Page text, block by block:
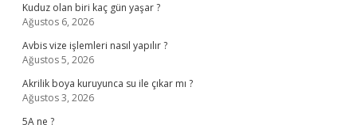
Kuduz olan biri kaç gün yaşar ?
Ağustos 6, 2026
Avbis vize işlemleri nasıl yapılır ?
Ağustos 5, 2026
Akrilik boya kuruyunca su ile çıkar mı ?
Ağustos 3, 2026
5A ne ?